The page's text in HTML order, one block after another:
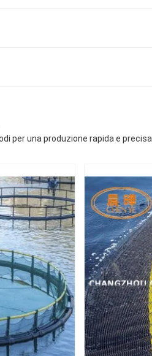
per una produzione rapida e precisa